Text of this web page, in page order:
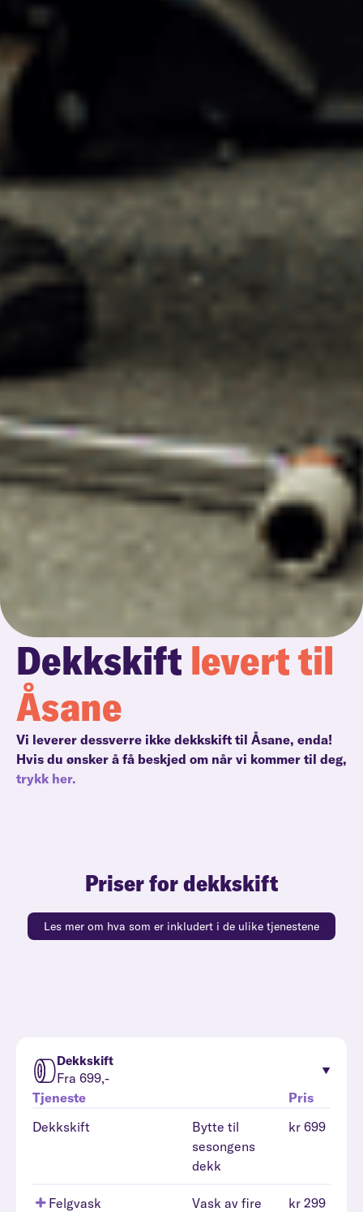
Dekkskift levert til
Åsane
Vi leverer dessverre ikke dekkskift til Åsane, enda!
Hvis du ønsker å få beskjed om når vi kommer til deg,
trykk her.
Priser for dekkskift
Les mer om hva som er inkludert i de ulike tjenestene
Dekkskift
Fra 699,-
Tjeneste
Pris
Dekkskift
Bytte til
sesongens
dekk
kr 699
Felgvask
Vask av fire
kr 299